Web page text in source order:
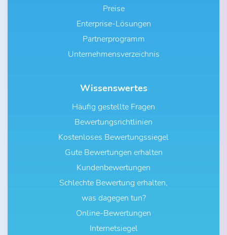
Preise
Enterprise-Lösungen
Partnerprogramm
Unternehmensverzeichnis
Wissenswertes
Häufig gestellte Fragen
Bewertungsrichtlinien
Kostenloses Bewertungssiegel
Gute Bewertungen erhalten
Kundenbewertungen
Schlechte Bewertung erhalten,
was dagegen tun?
Online-Bewertungen
Internetsiegel